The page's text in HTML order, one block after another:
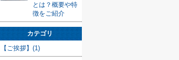
とは？概要や特
徴をご紹介
カテゴリ
【ご挨拶】(1)